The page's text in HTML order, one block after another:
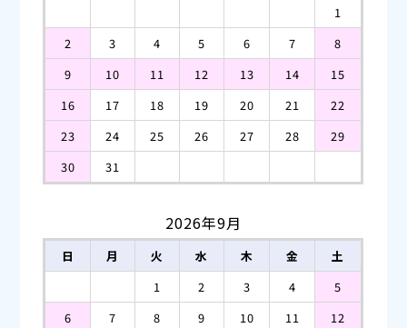
1
2
3 4 5 6 7
8
9
10 11 12 13 14
15
16
17 18 19 20 21
22
23
24 25 26 27 28
29
30
31
2026年9月
日 月 火 水 木 金
土
1
2 3 4
5
6
7 8 9 10 11
12